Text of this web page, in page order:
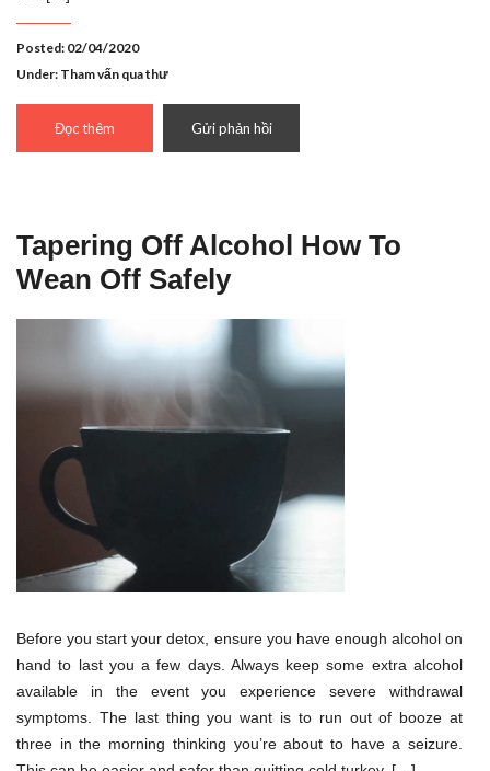
Posted: 02/04/2020
Under: Tham vấn qua thư
Đọc thêm Gửi phản hồi
Tapering Off Alcohol How To
Wean Off Safely
Before you start your detox, ensure you have enough alcohol on
hand to last you a few days. Always keep some extra alcohol
available in the event you experience severe withdrawal
symptoms. The last thing you want is to run out of booze at
three in the morning thinking you’re about to have a seizure.